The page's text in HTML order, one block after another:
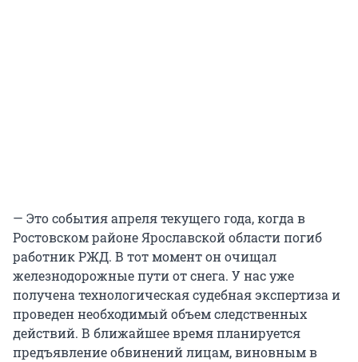
— Это события апреля текущего года, когда в
Ростовском районе Ярославской области погиб
работник РЖД. В тот момент он очищал
железнодорожные пути от снега. У нас уже
получена технологическая судебная экспертиза и
проведен необходимый объем следственных
действий. В ближайшее время планируется
предъявление обвинений лицам, виновным в